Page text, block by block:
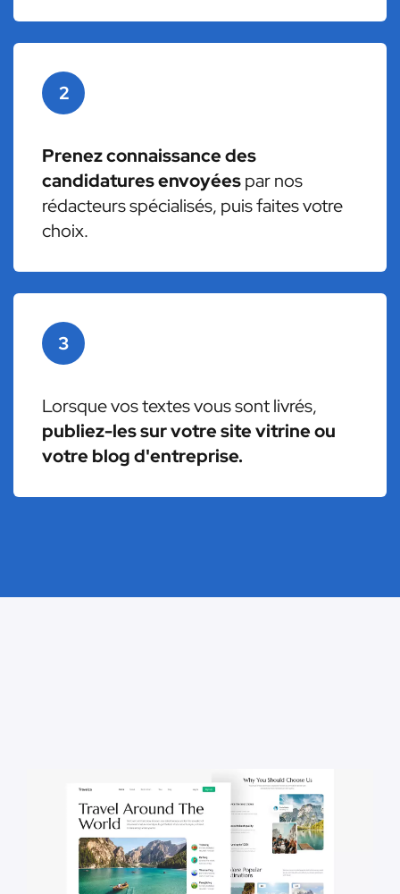
2
Prenez connaissance des
candidatures envoyéespar nos
rédacteurs spécialisés, puis faites votre
choix.
3
Lorsque vos textes vous sont livrés,
publiez-les sur votre site vitrine ou
votre blog d'entreprise.